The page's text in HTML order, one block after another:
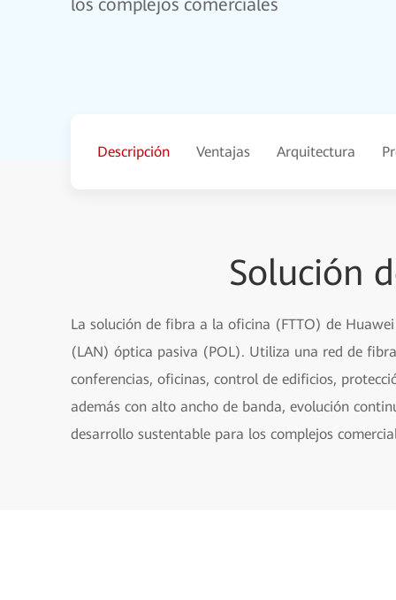
los complejos comerciales
Descripción Ventajas Arquitectura
Solución
La solución de fibra a la oficina (FTTO) de
(LAN) óptica pasiva (POL). Utiliza una red de
conferencias, oficinas, control de edificios,
además con alto ancho de banda, evolución
desarrollo sustentable para los complejos